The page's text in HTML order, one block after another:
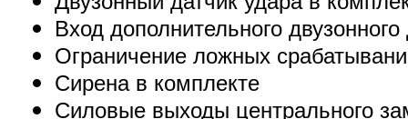
Вход дополнительного двузонного
Ограничение ложных
Сирена в комплекте
Силовые выходы центрального